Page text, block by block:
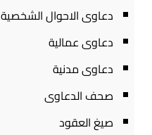
دعاوى الاحوال الشخصية
دعاوى عمالية
دعاوى مدنية
صحف الدعاوى
صيغ العقود